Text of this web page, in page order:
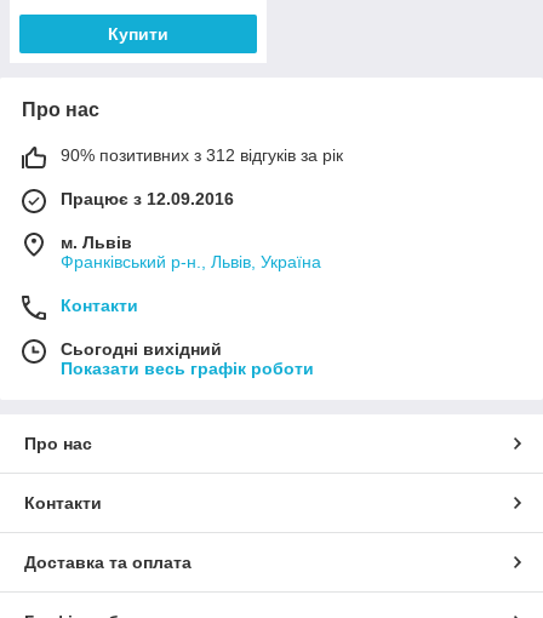
Купити
Про нас
90% позитивних з 312 відгуків за рік
Працює з 12.09.2016
м. Львів
Франківський р-н., Львів, Україна
Контакти
Сьогодні вихідний
Показати весь графік роботи
Про нас
Контакти
Доставка та оплата